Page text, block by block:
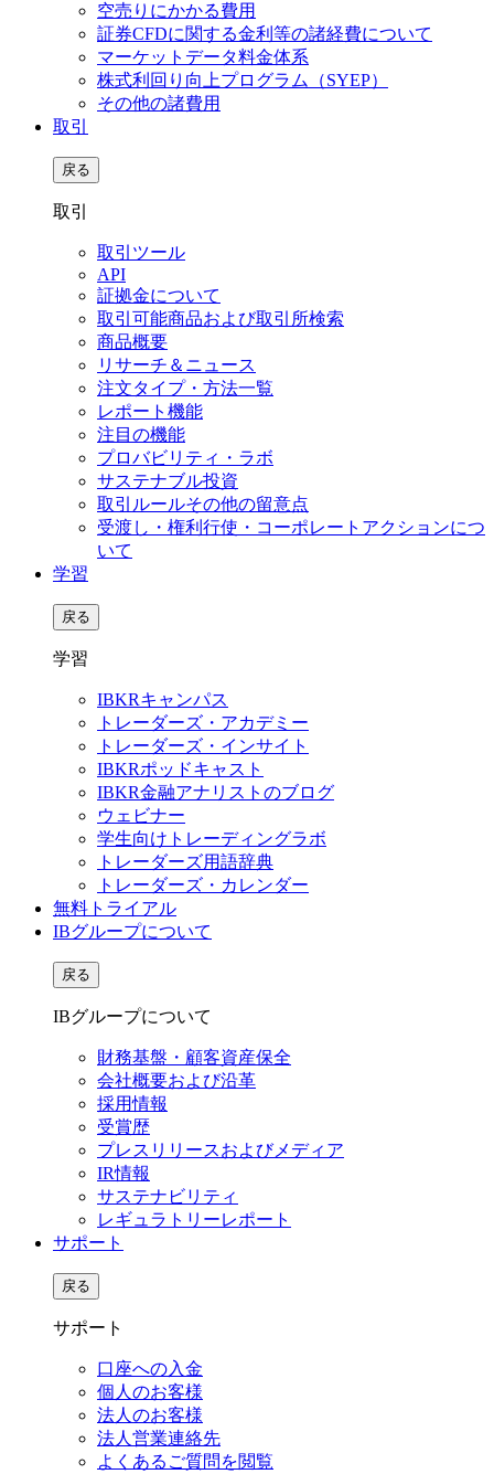
空売りにかかる費用
証券CFDに関する金利等の諸経費について
マーケットデータ料金体系
株式利回り向上プログラム（SYEP）
その他の諸費用
取引
戻る
取引
取引ツール
API
証拠金について
取引可能商品および取引所検索
商品概要
リサーチ＆ニュース
注文タイプ・方法一覧
レポート機能
注目の機能
プロバビリティ・ラボ
サステナブル投資
取引ルールその他の留意点
受渡し・権利行使・コーポレートアクションにつ
いて
学習
戻る
学習
IBKRキャンパス
トレーダーズ・アカデミー
トレーダーズ・インサイト
IBKRポッドキャスト
IBKR金融アナリストのブログ
ウェビナー
学生向けトレーディングラボ
トレーダーズ用語辞典
トレーダーズ・カレンダー
無料トライアル
IBグループについて
戻る
IBグループについて
財務基盤・顧客資産保全
会社概要および沿革
採用情報
受賞歴
プレスリリースおよびメディア
IR情報
サステナビリティ
レギュラトリーレポート
サポート
戻る
サポート
口座への入金
個人のお客様
法人のお客様
法人営業連絡先
よくあるご質問を閲覧